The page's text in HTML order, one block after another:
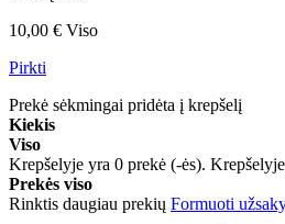
10,00 € Viso
Pirkti
Prekė sėkmingai pridėta į krepšelį
Kiekis
Viso
Krepšelyje yra 0 prekė (-ės).
Prekės viso
Rinktis daugiau prekių Formuoti